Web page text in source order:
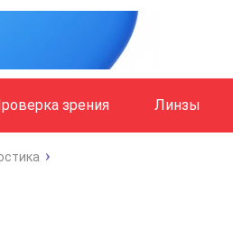
зрения Линзы